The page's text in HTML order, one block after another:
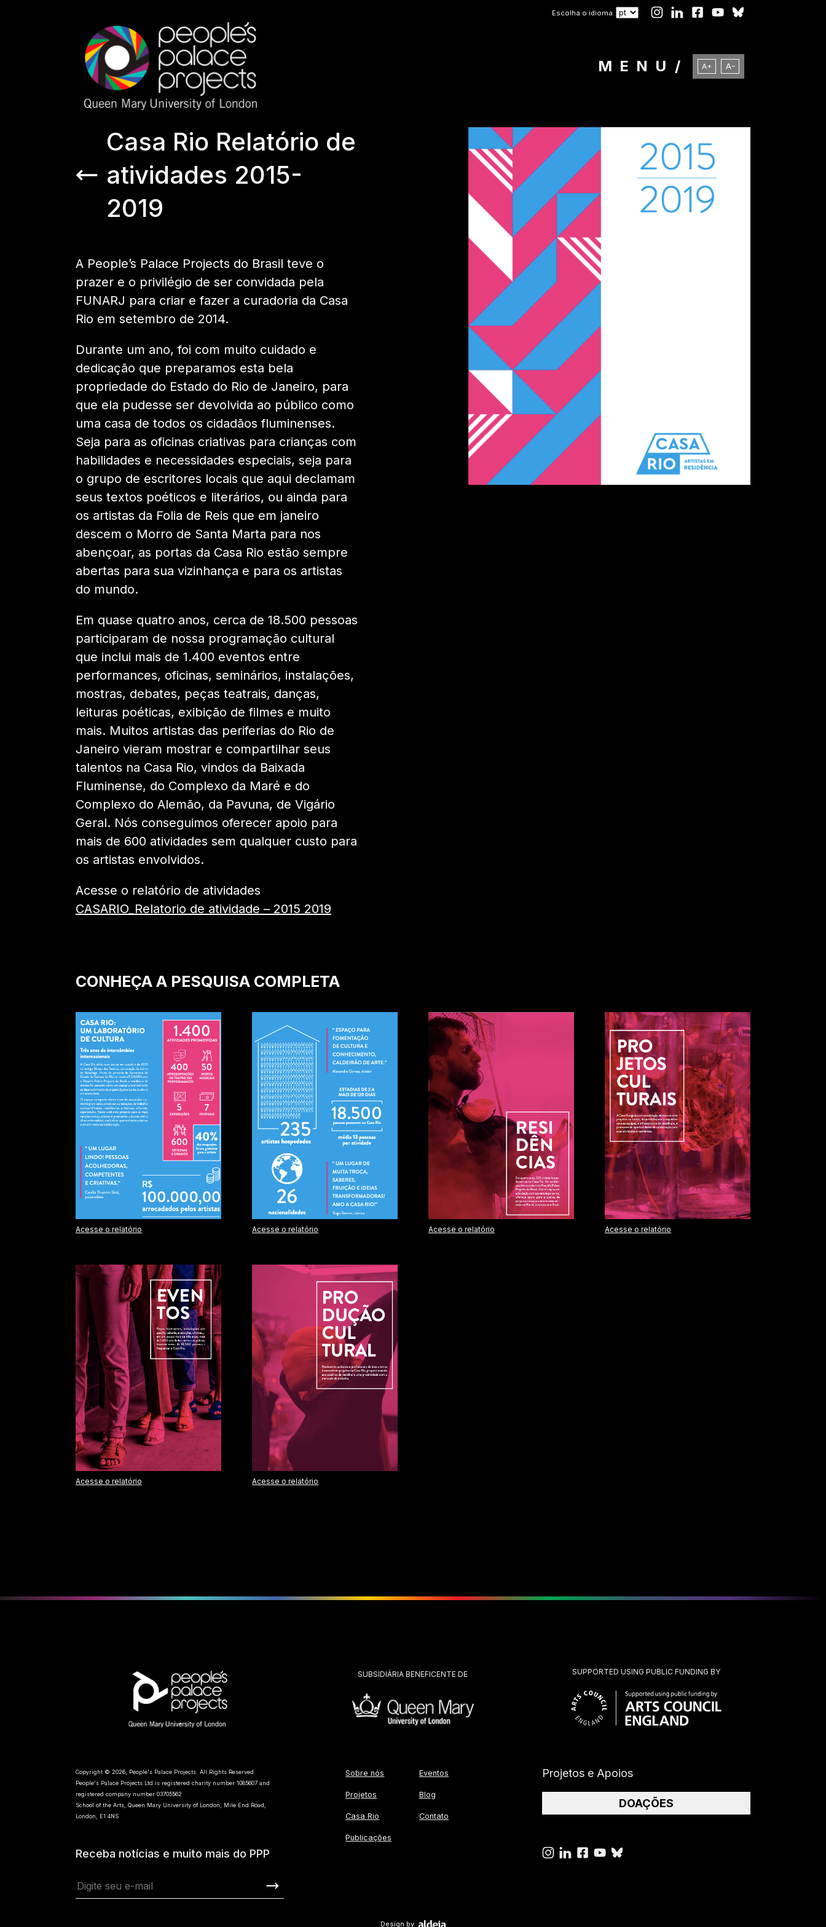
Escolha o idioma
MENU
Casa Rio Relatório de
atividades 2015-
2019
A People’s Palace Projects do Brasil teve o
prazer e o privilégio de ser convidada pela
FUNARJ para criar e fazer a curadoria da Casa
Rio em setembro de 2014.
Durante um ano, foi com muito cuidado e
dedicação que preparamos esta bela
propriedade do Estado do Rio de Janeiro, para
que ela pudesse ser devolvida ao público como
uma casa de todos os cidadãos fluminenses.
Seja para as oficinas criativas para crianças com
habilidades e necessidades especiais, seja para
o grupo de escritores locais que aqui declamam
seus textos poéticos e literários, ou ainda para
os artistas da Folia de Reis que em janeiro
descem o Morro de Santa Marta para nos
abençoar, as portas da Casa Rio estão sempre
abertas para sua vizinhança e para os artistas
do mundo.
Em quase quatro anos, cerca de 18.500 pessoas
participaram de nossa programação cultural
que inclui mais de 1.400 eventos entre
performances, oficinas, seminários, instalações,
mostras, debates, peças teatrais, danças,
leituras poéticas, exibição de filmes e muito
mais. Muitos artistas das periferias do Rio de
Janeiro vieram mostrar e compartilhar seus
talentos na Casa Rio, vindos da Baixada
Fluminense, do Complexo da Maré e do
Complexo do Alemão, da Pavuna, de Vigário
Geral. Nós conseguimos oferecer apoio para
mais de 600 atividades sem qualquer custo para
os artistas envolvidos.
Acesse o relatório de atividades
CASARIO_Relatorio de atividade – 2015 2019
CONHEÇA A PESQUISA COMPLETA
Acesse o relatório Acesse o relatório Acesse o relatório Acesse o relatório
Acesse o relatório Acesse o relatório
SUBSIDIÁRIA BENEFICENTE DE SUPPORTED USING PUBLIC FUNDING BY
Copyright © 2026, People's Palace Projects. All Rights Reserved.
People's Palace Projects Ltd is registered charity number 1085607 and
registered company number 03705562
School of the Arts, Queen Mary University of London, Mile End Road,
London, E1 4NS
Receba notícias e muito mais do PPP
Sobre nós
Projetos
Casa Rio
Publicações
Eventos
Blog
Contato
Projetos e Apoios
DOAÇÕES
Design by